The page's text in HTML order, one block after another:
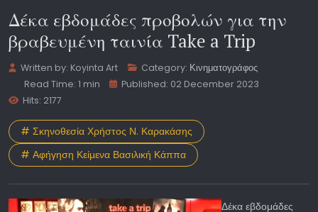
Δέκα εβδομάδες προβολών για την
βραβευμένη ταινία Take a Trip
Written by: Koyinta Art Category: Κινηματογράφος
Read Time: 1 min
Published: 02 December 2023
Hits: 2177
# Σκηνοθεσία Χρήστος Ν. Καρακάσης
# Αφήγηση Κείμενα Βασιλική Κάππα
Δέκα εβδομάδες